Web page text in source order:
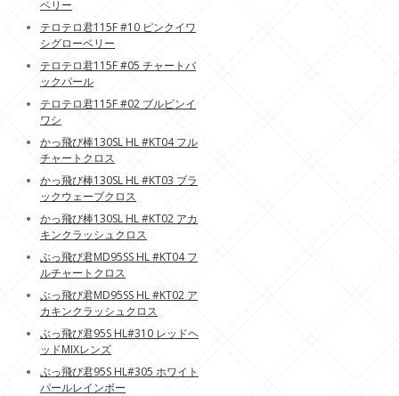
ベリー
テロテロ君115F #10 ピンクイワ
シグローベリー
テロテロ君115F #05 チャートバ
ックパール
テロテロ君115F #02 ブルピンイ
ワシ
かっ飛び棒130SL HL #KT04 フル
チャートクロス
かっ飛び棒130SL HL #KT03 ブラ
ックウェーブクロス
かっ飛び棒130SL HL #KT02 アカ
キンクラッシュクロス
ぶっ飛び君MD95SS HL #KT04 フ
ルチャートクロス
ぶっ飛び君MD95SS HL #KT02 ア
カキンクラッシュクロス
ぶっ飛び君95S HL#310 レッドヘ
ッドMIXレンズ
ぶっ飛び君95S HL#305 ホワイト
パールレインボー